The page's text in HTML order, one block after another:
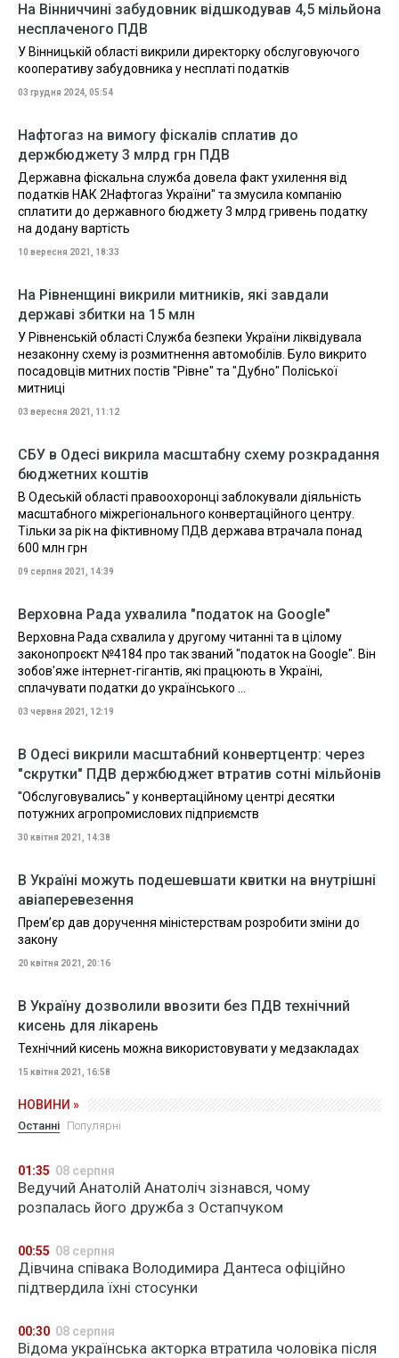
На Вінниччині забудовник відшкодував 4,5 мільйона
несплаченого ПДВ
У Вінницькій області викрили директорку обслуговуючого
кооперативу забудовника у несплаті податків
03 грудня 2024, 05:54
Нафтогаз на вимогу фіскалів сплатив до
держбюджету 3 млрд грн ПДВ
Державна фіскальна служба довела факт ухилення від
податків НАК 2Нафтогаз України" та змусила компанію
сплатити до державного бюджету 3 млрд гривень податку
на додану вартість
10 вересня 2021, 18:33
На Рівненщині викрили митників, які завдали
державі збитки на 15 млн
У Рівненській області Служба безпеки України ліквідувала
незаконну схему із розмитнення автомобілів. Було викрито
посадовців митних постів "Рівне" та "Дубно" Поліської
митниці
03 вересня 2021, 11:12
СБУ в Одесі викрила масштабну схему розкрадання
бюджетних коштів
В Одеській області правоохоронці заблокували діяльність
масштабного міжрегіонального конвертаційного центру.
Тільки за рік на фіктивному ПДВ держава втрачала понад
600 млн грн
09 серпня 2021, 14:39
Верховна Рада ухвалила "податок на Google"
Верховна Рада схвалила у другому читанні та в цілому
законопроєкт №4184 про так званий "податок на Google". Він
зобов'яже інтернет-гігантів, які працюють в Україні,
сплачувати податки до українського ...
03 червня 2021, 12:19
В Одесі викрили масштабний конвертцентр: через
"скрутки" ПДВ держбюджет втратив сотні мільйонів
"Обслуговувались" у конвертаційному центрі десятки
потужних агропромислових підприємств
30 квітня 2021, 14:38
В Україні можуть подешевшати квитки на внутрішні
авіаперевезення
Прем’єр дав доручення міністерствам розробити зміни до
закону
20 квітня 2021, 20:16
В Україну дозволили ввозити без ПДВ технічний
кисень для лікарень
Технічний кисень можна використовувати у медзакладах
15 квітня 2021, 16:58
НОВИНИ »
Останні Популярні
01:35 08 серпня
Ведучий Анатолій Анатоліч зізнався, чому
розпалась його дружба з Остапчуком
00:55 08 серпня
Дівчина співака Володимира Дантеса офіційно
підтвердила їхні стосунки
00:30 08 серпня
Відома українська акторка втратила чоловіка після